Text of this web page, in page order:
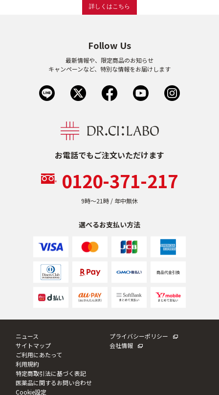
VC100ライン
エンリッチリフトライン
エンリッチメディカリフトライン
センシティブライン
プロダクトライン TOP
お悩みから探す
ゆるみ・ハリ
毛穴・キメ
お悩みから探す TOP
詳しくはこちら
お電話でもご注文いただけます
0120-371-217
9時〜21時 / 年中無休
選べるお支払い方法
Follow Us
最新情報や、限定商品のお知らせ
キャンペーンなど、特別な情報をお届けします
ニュース
サイトマップ
ご利用にあたって
利用規約
特定商取引法に基づく表記
医薬品に関するお問い合わせ
Cookie設定
プライバシーポリシー
会社情報